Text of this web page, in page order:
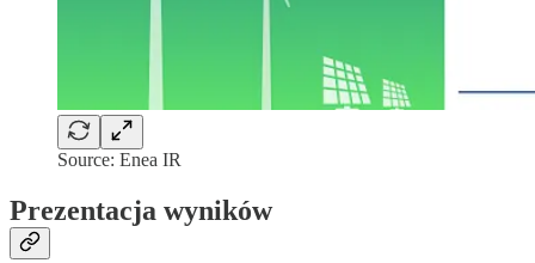
Source: Enea IR
Prezentacja wyników